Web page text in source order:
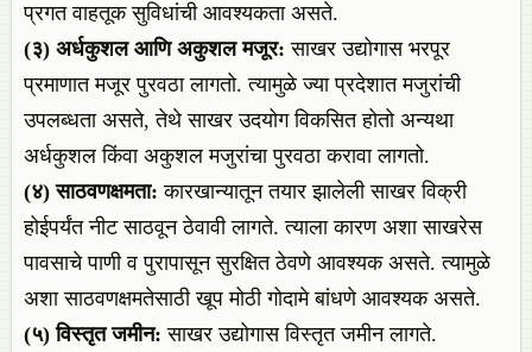
प्रगत वाहतूक सुविधांची आवश्यकता असते.
(३) अर्धकुशल आणि अकुशलमजूर: साखर उद्योगास भरपूर
प्रमाणात मजूर पुरवठा लागतो. त्यामुळे ज्या प्रदेशात मजुरांची
उपलब्धता असते, तेथे साखर उदयोग विकसित होतो अन्यथा
अर्धकुशल किंवा अकुशल मजुरांचा पुरवठा करावा लागतो.
(४)साठवणक्षमता: कारखान्यातून तयार झालेली साखर विक्री
होईपर्यंत नीट साठवून ठेवावी लागते. त्याला कारण अशा साखरेस
पावसाचे पाणी व पुरापासून सुरक्षित ठेवणे आवश्यक असते. त्यामुळे
अशा साठवणक्षमतेसाठी खूप मोठी गोदामे बांधणे आवश्यक असते.
(५)विस्तृतजमीन: साखर उद्योगास विस्तृत जमीन लागते.